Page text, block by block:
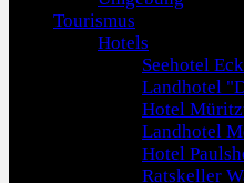
Tourismus
Hotels
Seehotel
Landhotel
Hotel
Landhotel
Hotel
Ratskeller